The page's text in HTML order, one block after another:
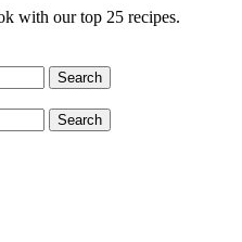
with our top 25 recipes.